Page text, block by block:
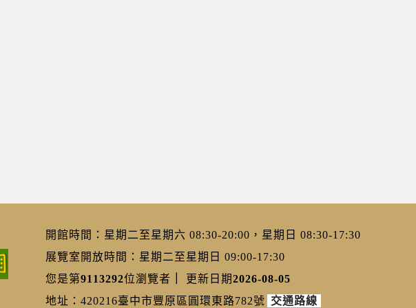
開館時間：星期二至星期六 08:30-20:00，星期日 08:30-17:30
展覽室開放時間：星期二至星期日 09:00-17:30
您是第9113292位瀏覽者 更新日期2026-08-05
地址：420216臺中市豐原區圓環東路782號 交通路線